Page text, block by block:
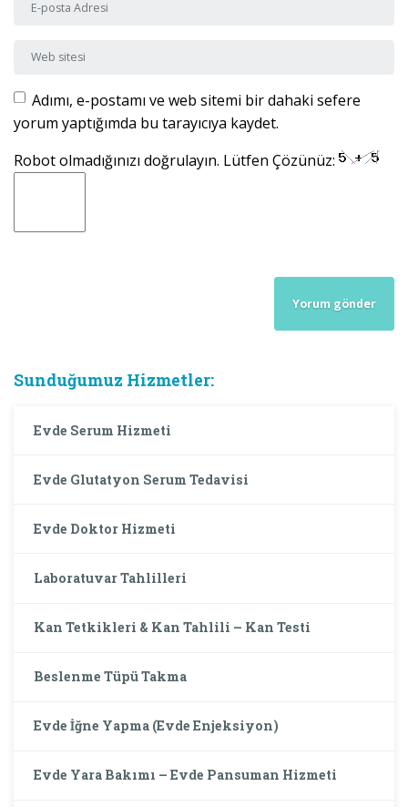
Web sitesi
Adımı, e-postamı ve web sitemi bir dahaki sefere
yorum yaptığımda bu tarayıcıya kaydet.
Robot olmadığınızı doğrulayın. Lütfen Çözünüz:
Sunduğumuz Hizmetler:
Evde Serum Hizmeti
Evde Glutatyon Serum Tedavisi
Evde Doktor Hizmeti
Laboratuvar Tahlilleri
Kan Tetkikleri & Kan Tahlili – Kan Testi
Beslenme Tüpü Takma
Evde İğne Yapma (Evde Enjeksiyon)
Evde Yara Bakımı – Evde Pansuman Hizmeti